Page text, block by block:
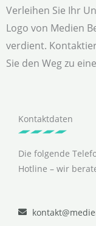
Verleihen Sie Ihr
Logo von Medien
verdient.
Sie den Weg zu
Kontaktdaten
Die folgende
Hotline – wir